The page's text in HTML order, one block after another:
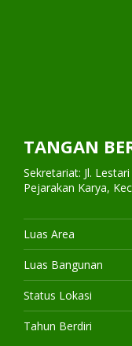
TANGAN
Sekretariat: Jl.
Pejarakan Karya,
Luas Area
Luas Bangunan
Status Lokasi
Tahun Berdiri